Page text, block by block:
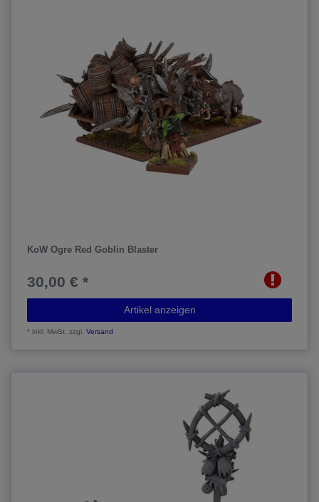
KoW Ogre Red Goblin Blaster
30,00 € *
Artikel anzeigen
*inkl. MwSt. zzgl.Versand